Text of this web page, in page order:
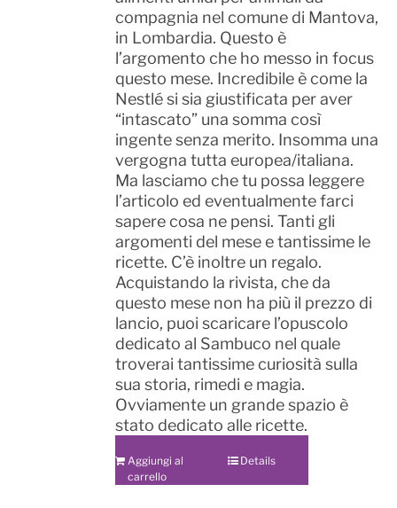
compagnia nel comune di Mantova,
in Lombardia. Questo è
l’argomento che ho messo in focus
questo mese. Incredibile è come la
Nestlé si sia giustificata per aver
“intascato” una somma così
ingente senza merito. Insomma una
vergogna tutta europea/italiana.
Ma lasciamo che tu possa leggere
l’articolo ed eventualmente farci
sapere cosa ne pensi. Tanti gli
argomenti del mese e tantissime le
ricette. C’è inoltre un regalo.
Acquistando la rivista, che da
questo mese non ha più il prezzo di
lancio, puoi scaricare l’opuscolo
dedicato al Sambuco nel quale
troverai tantissime curiosità sulla
sua storia, rimedi e magia.
Ovviamente un grande spazio è
stato dedicato alle ricette.
Aggiungi al
carrello
Details